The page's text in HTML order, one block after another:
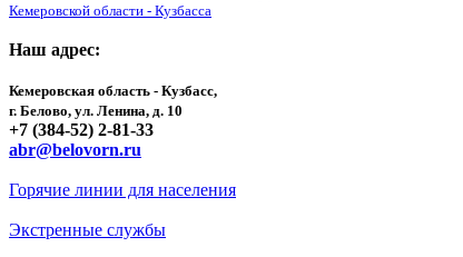
Кемеровской области - Кузбасса
Наш адрес:
Кемеровская область - Кузбасс,
г. Белово, ул. Ленина, д. 10
+7 (384-52) 2-81-33
abr@belovorn.ru
Горячие линии для населения
Экстренные службы